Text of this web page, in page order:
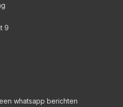
9
whatsapp berichten